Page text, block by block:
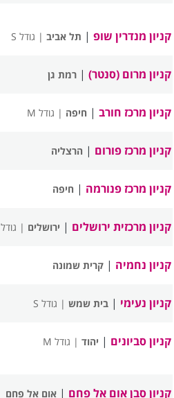
קניון מנדרין שופ | תל אביב | גודל S
קניון מרום (סנטר) |רמת גן
קניון מרכז חורב | חיפה | גודל M
קניון מרכז פורום | הרצליה
קניון מרכז פנורמה | חיפה
קניון מרכזית ירושלים | ירושלים | גודל M
קניון נחמיה |קרית שמונה
קניון נעימי |בית שמש | גודל S
קניון סביונים | יהוד | גודל M
קניון סבן אום אל פחם |אום אל פחם